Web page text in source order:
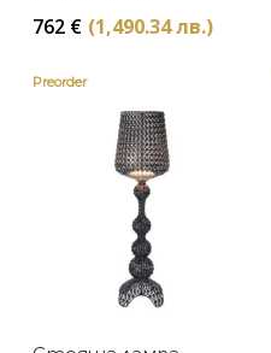
Zuiver
Asiatides
Catellani & Smith
Cutipol
Dutchbone
Месинг
Розово злато
Сиво
Синьо
Сребристо
762 € (1,490.34 лв.)
Preorder